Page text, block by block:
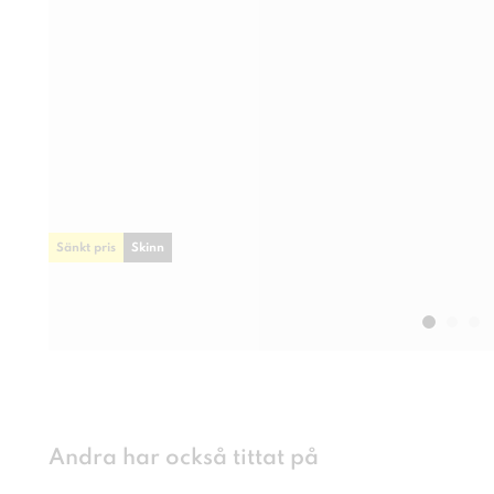
Sänkt pris Skinn
Andra har också tittat på